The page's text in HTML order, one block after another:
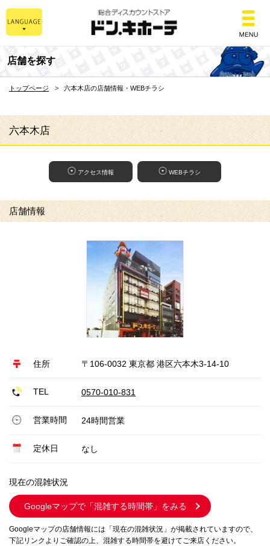
総合ディスカウント
店舗を探す
トップページ 六本木店の店舗情報・WEBチラシ
六本木店
アクセス情報 WEBチラシ
店舗情報
住所 〒106-0032 東京都 港区六本木3-14-10
TEL 0570-010-831
営業時間 24時間営業
定休日 なし
現在の混雑状況
Googleマップで 「混雑する時間帯」をみる
Googleマップの店舗情報には「現在の混雑状況」が掲載されていますので、
下記リンクよりご確認の上、混雑する時間帯を避けてご来店ください。